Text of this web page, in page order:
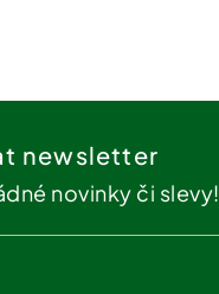
newsletter
novinky či slevy!